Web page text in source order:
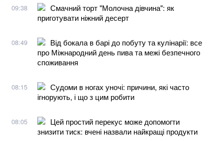
09:38
Смачний торт "Молочна дівчина": як
приготувати ніжний десерт
08:49
Від бокала в барі до побуту та кулінарії: все
про Міжнародний день пива та межі безпечного
споживання
08:15
Судоми в ногах уночі: причини, які часто
ігнорують, і що з цим робити
08:05
Цей простий перекус може допомогти
знизити тиск: вчені назвали найкращі продукти